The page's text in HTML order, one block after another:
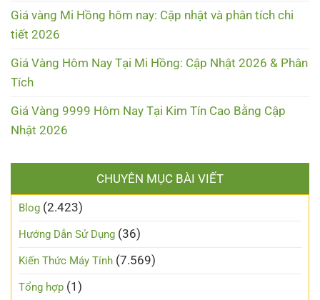
Giá vàng Mi Hồng hôm nay: Cập nhật và phân tích chi
tiết 2026
Giá Vàng Hôm Nay Tại Mi Hồng: Cập Nhật 2026 & Phân
Tích
Giá Vàng 9999 Hôm Nay Tại Kim Tín Cao Bằng Cập
Nhật 2026
CHUYÊN MỤC BÀI VIẾT
Blog (2.423)
Hướng Dẫn Sử Dụng (36)
Kiến Thức Máy Tính (7.569)
Tổng hợp (1)